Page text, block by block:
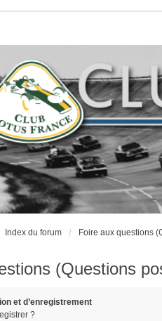
Index du forum Foire aux questions
(Questions
et d’enregistrement
?